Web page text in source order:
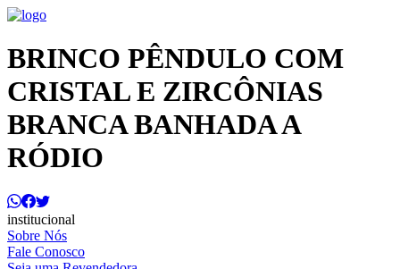
BRINCO PÊNDULO COM
CRISTAL E ZIRCÔNIAS
BRANCA BANHADA A
RÓDIO
institucional
Sobre Nós
Fale Conosco